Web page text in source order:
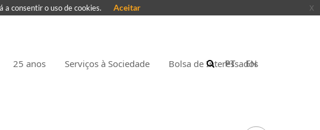
25 anos Serviços à Sociedade Bolsa de Interessados
EN
PT
consentir o uso de cookies. Aceitar x